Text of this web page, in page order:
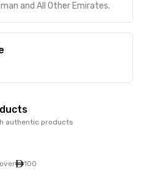
and All Other Emirates.
authentic products
100